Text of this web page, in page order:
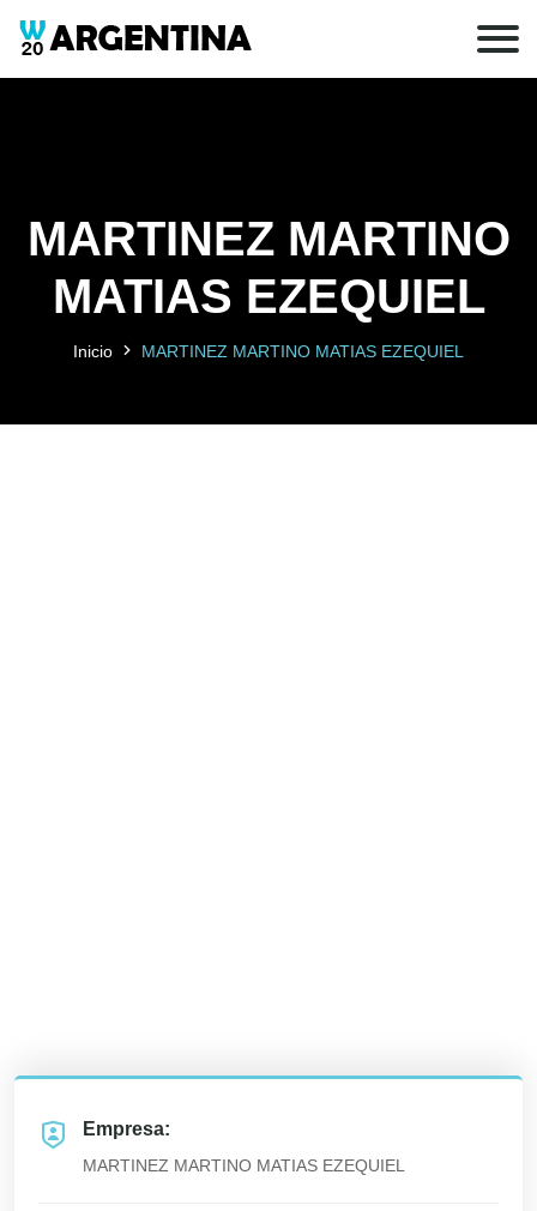
MARTINEZ MARTINO
MATIAS EZEQUIEL
Inicio MARTINEZ MARTINO MATIAS EZEQUIEL
Empresa:
MARTINEZ MARTINO MATIAS EZEQUIEL